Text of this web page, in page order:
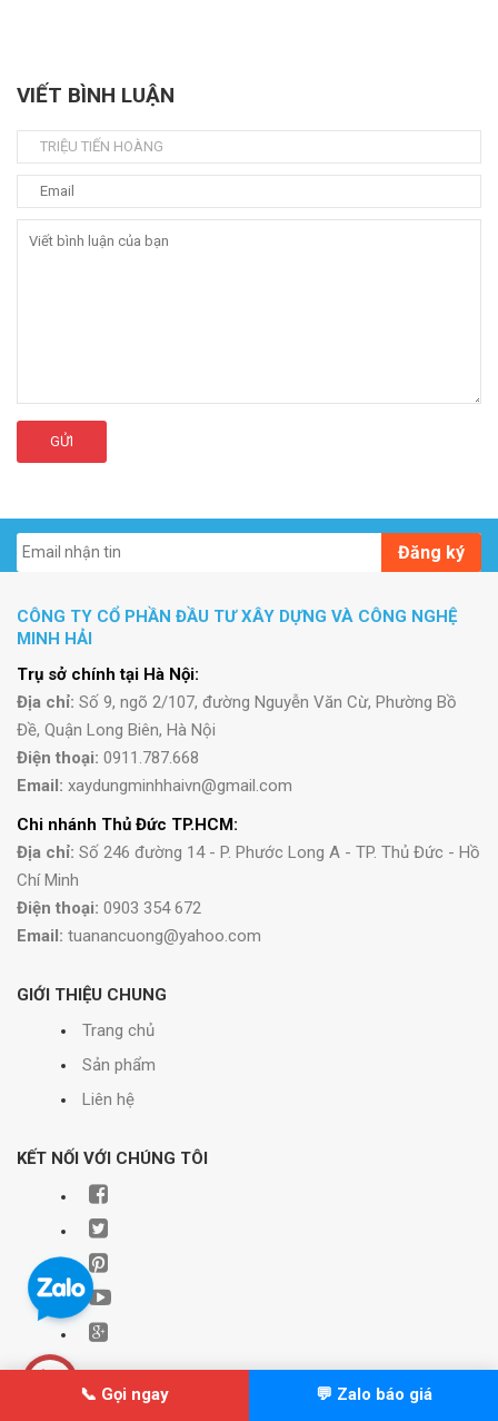
VIẾT BÌNH LUẬN
GỬI
Đăng ký
CÔNG TY CỔ PHẦN ĐẦU TƯ XÂY DỰNG VÀ CÔNG NGHỆ
MINH HẢI
Trụ sở chính tại Hà Nội:
Địa chỉ: Số 9, ngõ 2/107, đường Nguyễn Văn Cừ, Phường Bồ
Đề, Quận Long Biên, Hà Nội
Điện thoại: 0911.787.668
Email: xaydungminhhaivn@gmail.com
Chi nhánh Thủ Đức TP.HCM:
Địa chỉ: Số 246 đường 14 - P. Phước Long A - TP. Thủ Đức - Hồ
Chí Minh
Điện thoại: 0903 354 672
Email: tuanancuong@yahoo.com
GIỚI THIỆU CHUNG
Trang chủ
Sản phẩm
Liên hệ
KẾT NỐI VỚI CHÚNG TÔI
© Bản quyền thuộc về Xây dựng Minh Hải | Cung cấp bởiSapo
📞 Gọi ngay 💬 Zalo báo giá